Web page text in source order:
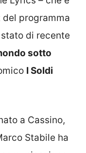
programma
di recente
sotto
I Soldi
a Cassino,
Stabile ha